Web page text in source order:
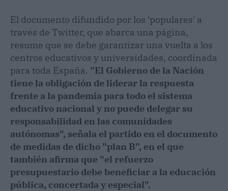
El documento difundido por los 'populares' a
través de Twitter, que abarca una página,
resume que se debe garantizar una vuelta a los
centros educativos y universidades, coordinada
para toda España. "El Gobierno de la Nación
tiene la obligación de liderar la respuesta
frente a la pandemia para todo el sistema
educativo nacional y no puede delegar su
responsabilidad en las comunidades
autónomas", señala el partido en el documento
de medidas de dicho "plan B", en el que
también afirma que "el refuerzo
presupuestario debe beneficiar a la educación
pública, concertada y especial".